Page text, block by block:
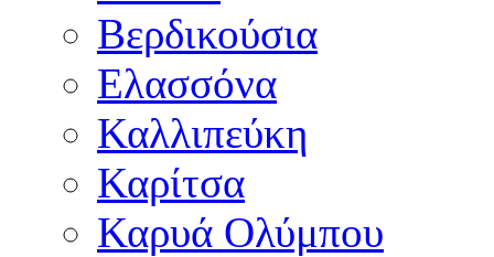
Βερδικούσια
Ελασσόνα
Καλλιπεύκη
Καρίτσα
Καρυά Ολύμπου